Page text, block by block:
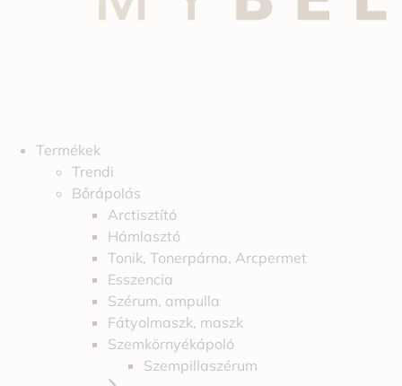
Termékek
Trendi
Bőrápolás
Arctisztító
Hámlasztó
Tonik, Tonerpárna, Arcpermet
Esszencia
Szérum, ampulla
Fátyolmaszk, maszk
Szemkörnyékápoló
Szempillaszérum